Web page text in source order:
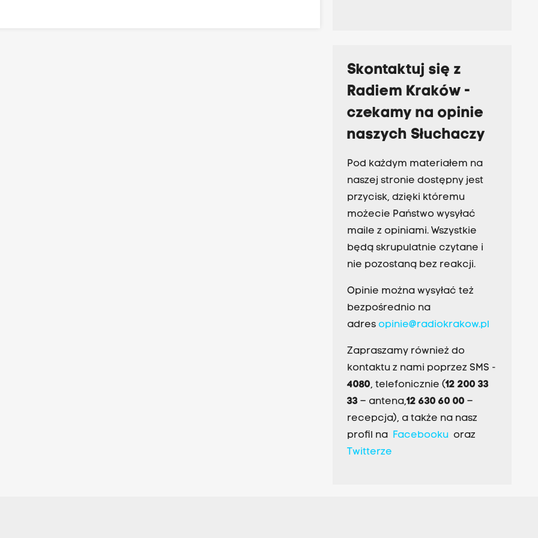
Skontaktuj się z
Radiem Kraków -
czekamy na opinie
naszych Słuchaczy
Pod każdym materiałem na
naszej stronie dostępny jest
przycisk, dzięki któremu
możecie Państwo wysyłać
maile z opiniami. Wszystkie
będą skrupulatnie czytane i
nie pozostaną bez reakcji.
Opinie można wysyłać też
bezpośrednio na
adres opinie@radiokrakow.pl
Zapraszamy również do
kontaktu z nami poprzez SMS -
4080, telefonicznie (12 200 33
33– antena,12 630 60 00 –
recepcja), a także na nasz
profil na Facebookuoraz
Twitterze